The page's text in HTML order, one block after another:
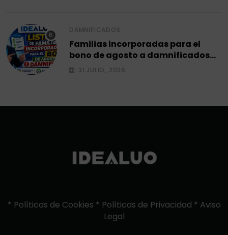
DAMNIFICADOS
Familias incorporadas para el
bono de agosto a damnificados
2026.
31 JULIO, 2026
* Políticas de Cookies * Políticas de Privacidad * Aviso
Legal